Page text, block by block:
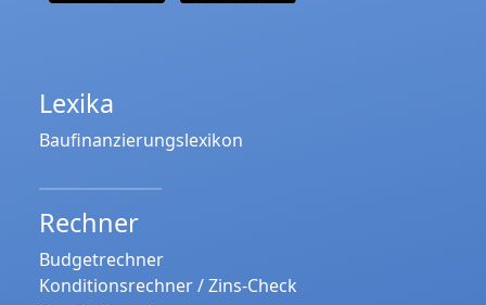
Lexika
Baufinanzierungslexikon
Rechner
Budgetrechner
Konditionsrechner / Zins-Check